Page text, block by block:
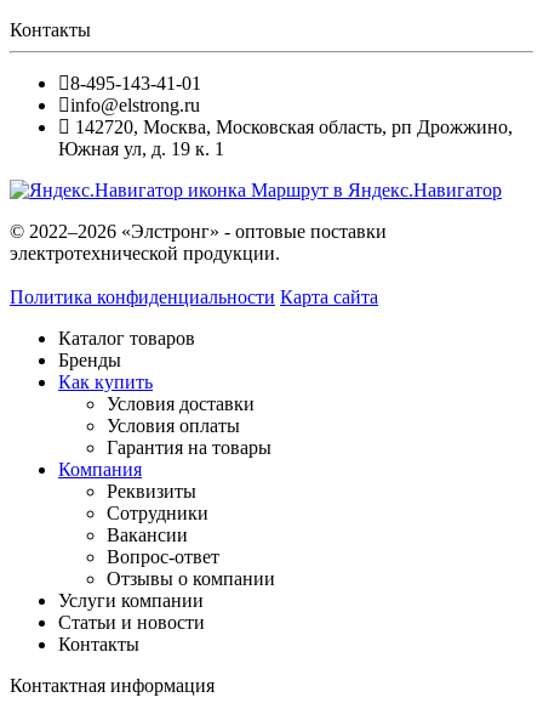
Контакты
8-495-143-41-01
info@elstrong.ru
142720, Москва, Московская область, рп Дрожжино,
Южная ул, д. 19 к. 1
Маршрут в Яндекс.Навигатор
© 2022–2026 «Элстронг» - оптовые поставки
электротехнической продукции.
Политика конфиденциальности Карта сайта
Каталог товаров
Бренды
Как купить
Условия доставки
Условия оплаты
Гарантия на товары
Компания
Реквизиты
Сотрудники
Вакансии
Вопрос-ответ
Отзывы о компании
Услуги компании
Статьи и новости
Контакты
Контактная информация